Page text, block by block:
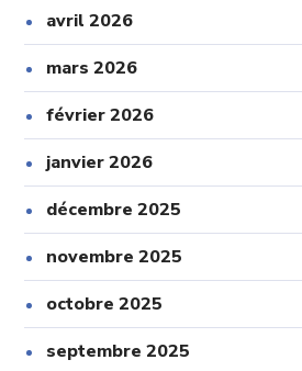
avril 2026
mars 2026
février 2026
janvier 2026
décembre 2025
novembre 2025
octobre 2025
septembre 2025